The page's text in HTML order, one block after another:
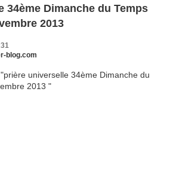
34ème Dimanche du Temps
2013
blog.com